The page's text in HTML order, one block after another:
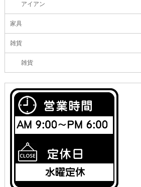
アイアン
家具
雑貨
雑貨